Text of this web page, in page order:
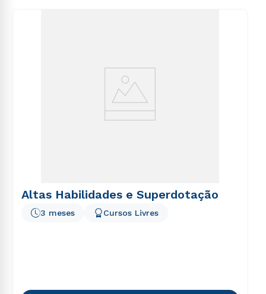
Altas Habilidades e Superdotação
3 meses Cursos Livres